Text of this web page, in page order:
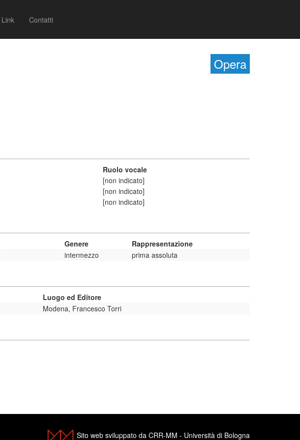
Link Contatti
Opera
Ruolo vocale
[non indicato]
[non indicato]
[non indicato]
Genere
Rappresentazione
intermezzo prima assoluta
Luogo ed Editore
Modena, Francesco Torri
Sito web sviluppato da CRR-MM - Università di Bologna